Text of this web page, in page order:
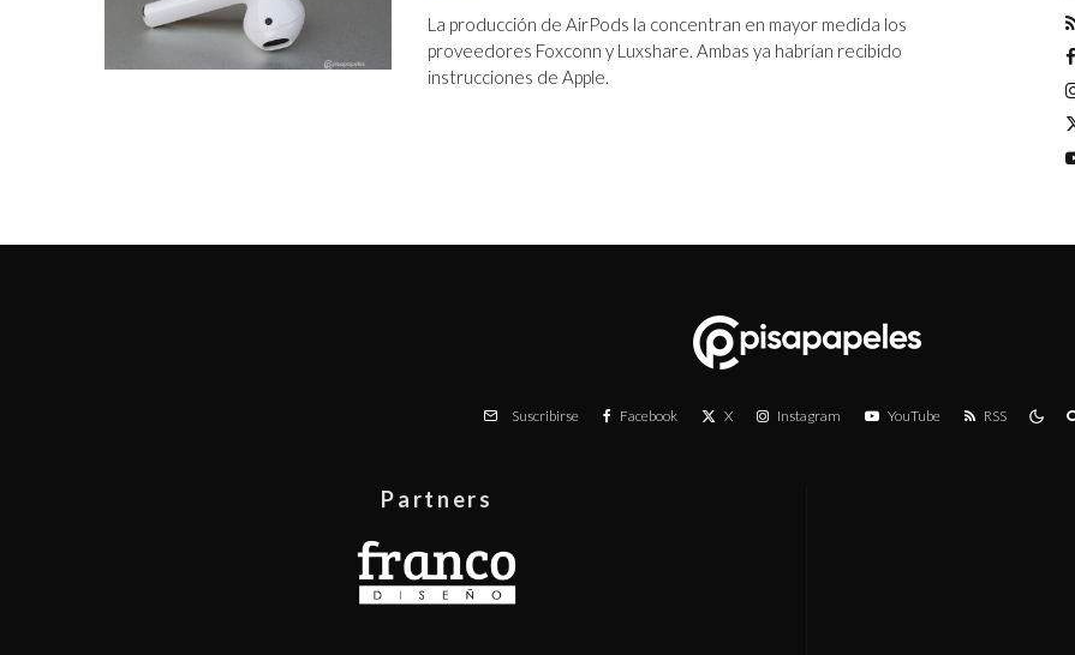
La producción de AirPods la concentran en mayor medida los
proveedores Foxconn y Luxshare. Ambas ya habrían recibido
instrucciones de Apple.
Suscribirse Facebook X Instagram YouTube RSS
Partners